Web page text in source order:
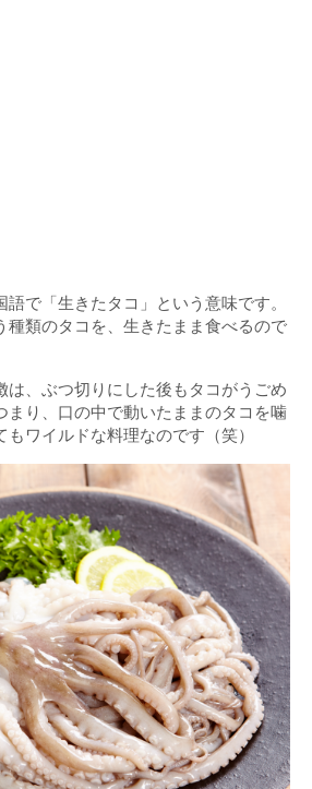
で「生きたタコ」という意味です。
種類のタコを、生きたまま食べるので
は、ぶつ切りにした後もタコがうごめ
り、口の中で動いたままのタコを噛
ワイルドな料理なのです（笑）